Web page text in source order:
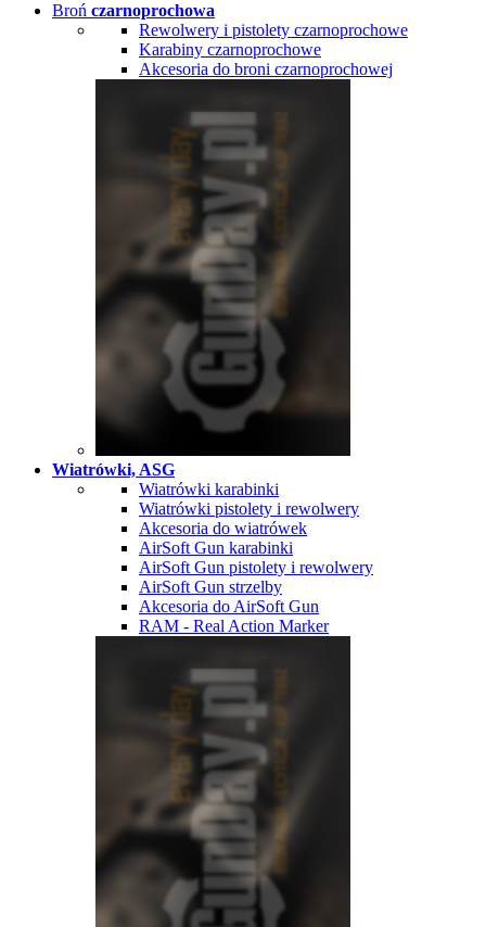
Broń czarnoprochowa
Rewolwery i pistolety czarnoprochowe
Karabiny czarnoprochowe
Akcesoria do broni czarnoprochowej
Wiatrówki, ASG
Wiatrówki karabinki
Wiatrówki pistolety i rewolwery
Akcesoria do wiatrówek
AirSoft Gun karabinki
AirSoft Gun pistolety i rewolwery
AirSoft Gun strzelby
Akcesoria do AirSoft Gun
RAM - Real Action Marker